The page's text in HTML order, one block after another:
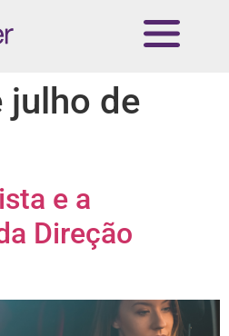
julho de
e a
Direção